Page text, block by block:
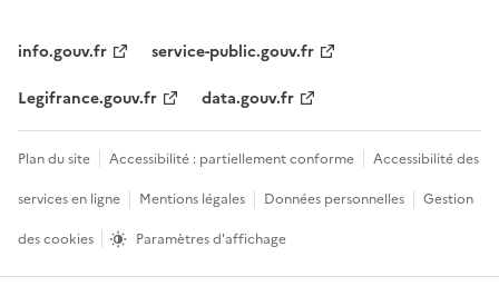
institutionnel
info.gouv.fr
service-public.gouv.fr
Legifrance.gouv.fr
data.gouv.fr
Menu
Plan du site Accessibilité : partiellement conforme
Accessibilité des
services en ligne
Mentions légales Données personnelles
Gestion
des cookies
Paramètres d'affichage